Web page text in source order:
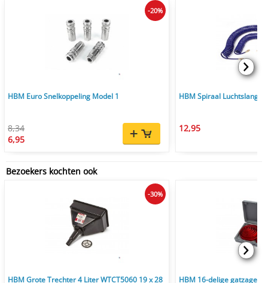
HBM Euro Snelkoppeling Model 1
8,34
6,95
-20%
HBM Spiraal Luchtslangen
12,95
Bezoekers kochten ook
HBM Grote Trechter 4 Liter WTCT5060 19 x 28
-30%
HBM 16-delige